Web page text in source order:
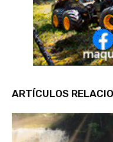
ARTÍCULOS